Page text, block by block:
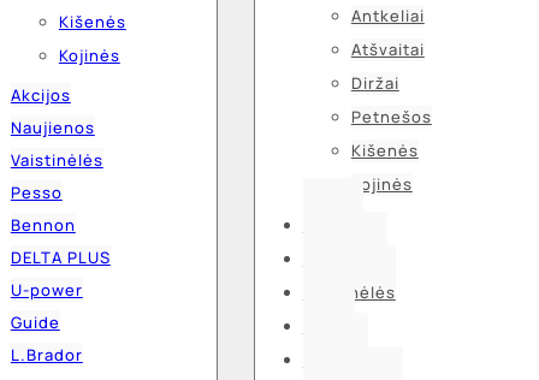
Kišenės
Kojinės
Akcijos
Naujienos
Vaistinėlės
Pesso
Bennon
DELTA PLUS
U-power
Guide
L.Brador
Antkeliai
Atšvaitai
Diržai
Petnešos
Kišenės
Kojinės
Vaistinėlės